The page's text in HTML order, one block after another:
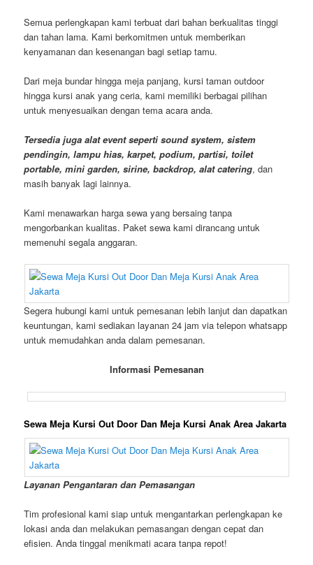
Semua perlengkapan kami terbuat dari bahan berkualitas tinggi
dan tahan lama. Kami berkomitmen untuk memberikan
kenyamanan dan kesenangan bagi setiap tamu.
Dari meja bundar hingga meja panjang, kursi taman outdoor
hingga kursi anak yang ceria, kami memiliki berbagai pilihan
untuk menyesuaikan dengan tema acara anda.
Tersedia juga alat event seperti sound system, sistem
pendingin, lampu hias, karpet, podium, partisi, toilet
portable, mini garden, sirine, backdrop, alat catering, dan
masih banyak lagi lainnya.
Kami menawarkan harga sewa yang bersaing tanpa
mengorbankan kualitas. Paket sewa kami dirancang untuk
memenuhi segala anggaran.
Segera hubungi kami untuk pemesanan lebih lanjut dan dapatkan
keuntungan, kami sediakan layanan 24 jam via telepon whatsapp
untuk memudahkan anda dalam pemesanan.
Informasi Pemesanan
Sewa Meja Kursi Out Door Dan Meja Kursi Anak Area Jakarta
Layanan Pengantaran dan Pemasangan
Tim profesional kami siap untuk mengantarkan perlengkapan ke
lokasi anda dan melakukan pemasangan dengan cepat dan
efisien. Anda tinggal menikmati acara tanpa repot!